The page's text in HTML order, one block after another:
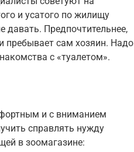
и усатого по жилищу
Предпочтительнее,
пребывает сам хозяин. Надо
с «туалетом».
и с вниманием
справлять нужду
в зоомагазине: